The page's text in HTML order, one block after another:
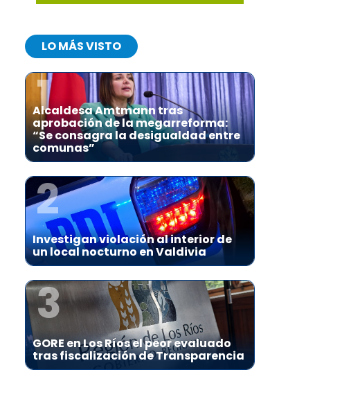
LO MÁS VISTO
1
Alcaldesa Amtmann tras
aprobación de la megarreforma:
“Se consagra la desigualdad entre
comunas”
2
Investigan violación al interior de
un local nocturno en Valdivia
3
GORE en Los Ríos el peor evaluado
tras fiscalización de Transparencia